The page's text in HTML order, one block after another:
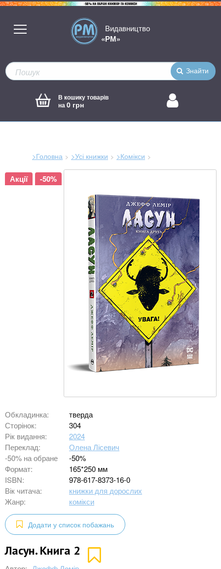
Видавництво
«РМ»
Знайти
В кошику товарів
на0 грн
>Головна >Усі книжки
>Комікси
тут:
Акції -50%
Обкладинка:
тверда
Сторінок:
304
Рік видання:
2024
Переклад:
Олена Лісевич
-50% на обране
-50%
Формат:
165*250 мм
ISBN:
978-617-8373-16-0
Вік читача:
книжки для дорослих
Жанр:
комікси
Додати у список побажань
Ласун. Книга 2